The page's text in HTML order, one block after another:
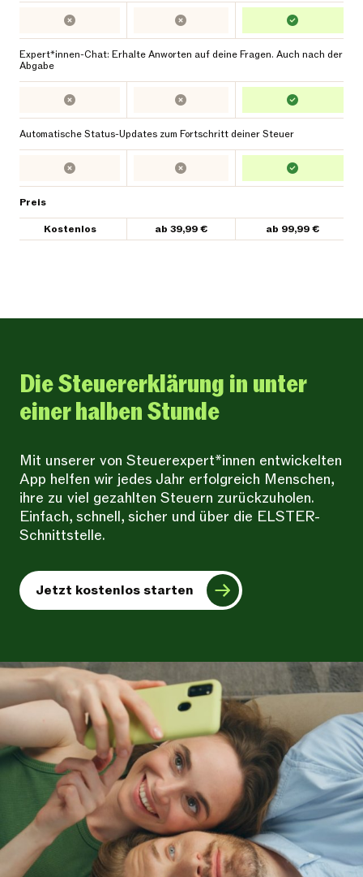
Expert*innen-Chat: Erhalte Anworten auf deine Fragen. Auch nach der
Abgabe
Automatische Status-Updates zum Fortschritt deiner Steuer
Preis
Kostenlos ab 39,99 € ab 99,99 €
Die Steuererklärung in unter
einer halben Stunde
Mit unserer von Steuerexpert*innen entwickelten
App helfen wir jedes Jahr erfolgreich Menschen,
ihre zu viel gezahlten Steuern zurückzuholen.
Einfach, schnell, sicher und über die ELSTER-
Schnittstelle.
Jetzt kostenlos starten